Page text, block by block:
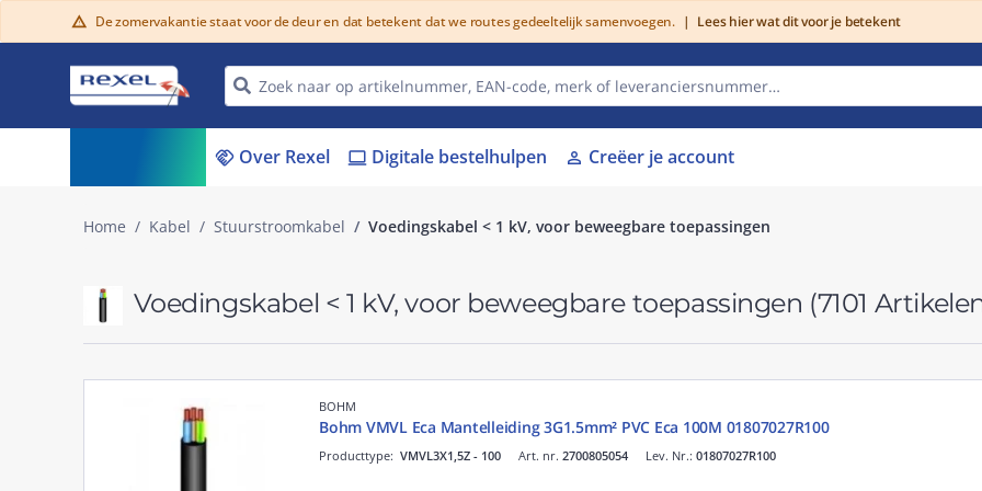
warning De zomervakantie staat voor de deur en dat betekent dat we routes gedeeltelijk samenvoegen. | Lees hier wat dit voor je betekent
handshake Over Rexel laptop Digitale bestelhulpen person Creëer je account
Home Kabel Stuurstroomkabel Voedingskabel < 1 kV, voor beweegbare toepassingen
Voedingskabel < 1 kV, voor beweegbare toepassingen (7101
BOHM
Bohm VMVL Eca Mantelleiding 3G1.5mm² PVC Eca 100M 01807027R100
Art. nr. 2700805054
Producttype: VMVL3X1,5Z - 100 Lev. Nr.: 01807027R100